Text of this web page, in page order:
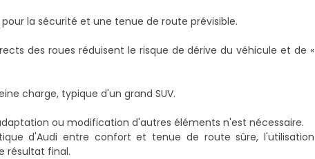
la sécurité et une tenue de route prévisible.
des roues réduisent le risque de dérive du véhicule et de «
charge, typique d'un grand SUV.
ou modification d'autres éléments n'est nécessaire.
d'Audi entre confort et tenue de route sûre, l'utilisation
résultat final.